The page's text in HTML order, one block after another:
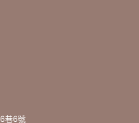
巷6號